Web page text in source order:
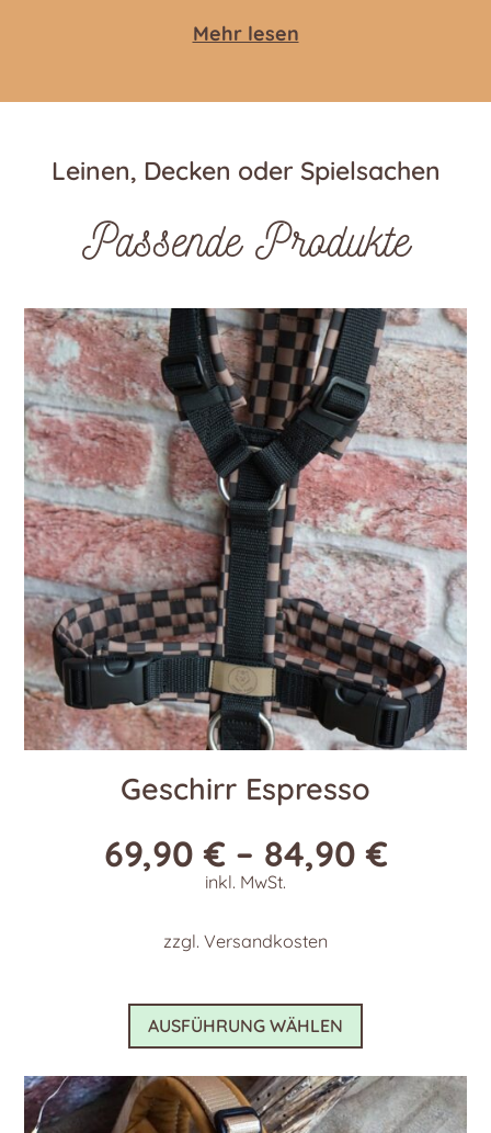
Mehr lesen
Leinen, Decken oder Spielsachen
Passende Produkte
Geschirr Espresso
69,90€ – 84,90€
inkl. MwSt.
zzgl. Versandkosten
AUSFÜHRUNG WÄHLEN
Dieses
weist
mehrere
Varianten